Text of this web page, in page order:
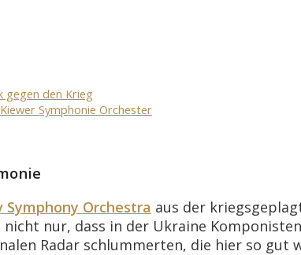
gegen den Krieg
Symphonie Orchester
Symphony Orchestra aus der
nicht nur, dass in der Ukraine
Radar schlummerten, die hier so gut